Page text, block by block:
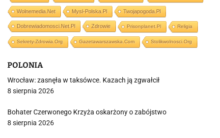
Wolnemedia.net Mysl-Polska.pl Twojapogoda.pl
Dobrewiadomosci.net.pl Zdrowie Prisonplanet.pl Religia
Sekrety-Zdrowia.org Gazetawarszawska.com Stolikwolnosci.org
POLONIA
Wrocław: zasnęła w taksówce. Kazach ją zgwałcił
8 sierpnia 2026
Bohater Czerwonego Krzyża oskarżony o zabójstwo
8 sierpnia 2026